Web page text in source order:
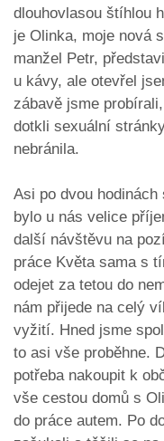
dlouhovlasou štíhlou
je Olinka, moje nová
manžel Petr,
u kávy, ale otevřel
zábavě jsme
dotkli sexuální
nebránila.
Asi po dvou
bylo u nás velice
další návštěvu na
práce Květa sama s
odejet za tetou do
nám přijede na celý
vyžití. Hned jsme
to asi vše proběhne.
potřeba nakoupit k
vše cestou domů s
do práce autem. Po